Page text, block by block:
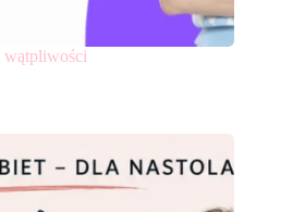
wątpliwości